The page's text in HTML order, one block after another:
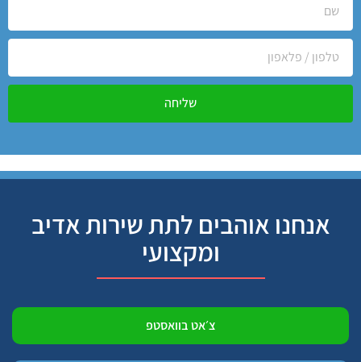
שליחה
אנחנו אוהבים לתת שירות אדיב
ומקצועי
צ׳אט בוואסטפ